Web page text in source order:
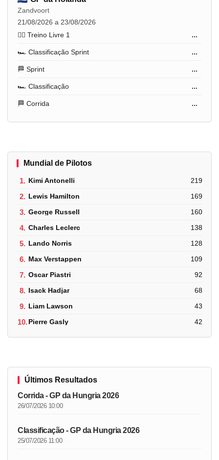
Zandvoort
21/08/2026 a 23/08/2026
🏋️‍♂️ Treino Livre 1
...
🏎️ Classificação Sprint ...
🏁 Sprint ...
🏎️ Classificação ...
🏁 Corrida ...
Mundial de Pilotos
1. Kimi Antonelli 219
2. Lewis Hamilton 169
3. George Russell 160
4. Charles Leclerc 138
5. Lando Norris 128
6. Max Verstappen 109
7. Oscar Piastri 92
8. Isack Hadjar 68
9. Liam Lawson 43
10.Pierre Gasly 42
Últimos Resultados
Corrida - GP da Hungria 2026
26/07/2026 10:00
Classificação - GP da Hungria 2026
25/07/2026 11:00